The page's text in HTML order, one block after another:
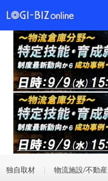
独自取材 物流施設/不動産